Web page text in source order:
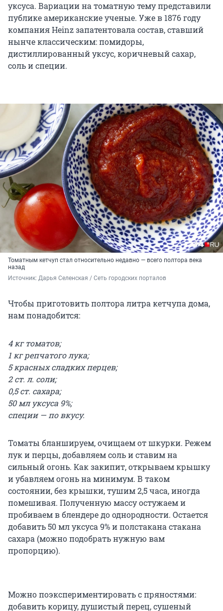
уксуса. Вариации на томатную тему представили
публике американские ученые. Уже в 1876 году
компания Heinz запатентовала состав, ставший
нынче классическим: помидоры,
дистиллированный уксус, коричневый сахар,
соль и специи.
Томатным кетчуп стал относительно недавно — всего полтора века
назад
Источник: Дарья Селенская / Сеть городских порталов
Чтобы приготовить полтора литра кетчупа дома,
нам понадобится:
4 кг томатов;
1 кг репчатого лука;
5 красных сладких перцев;
2 ст. л. соли;
0,5 ст. сахара;
50 мл уксуса 9%;
специи — по вкусу.
Томаты бланшируем, очищаем от шкурки. Режем
лук и перцы, добавляем соль и ставим на
сильный огонь. Как закипит, открываем крышку
и убавляем огонь на минимум. В таком
состоянии, без крышки, тушим 2,5 часа, иногда
помешивая. Полученную массу остужаем и
пробиваем в блендере до однородности. Остается
добавить 50 мл уксуса 9% и полстакана стакана
сахара (можно подобрать нужную вам
пропорцию).
Можно поэкспериментировать с пряностями:
добавить корицу, душистый перец, сушеный